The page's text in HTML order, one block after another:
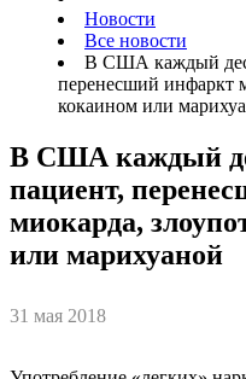
Новости
Все новости
В США каждый
перенесший инфаркт
кокаином или
В США каждый
пациент,
миокарда,
или марихуаной
31 мая 2018